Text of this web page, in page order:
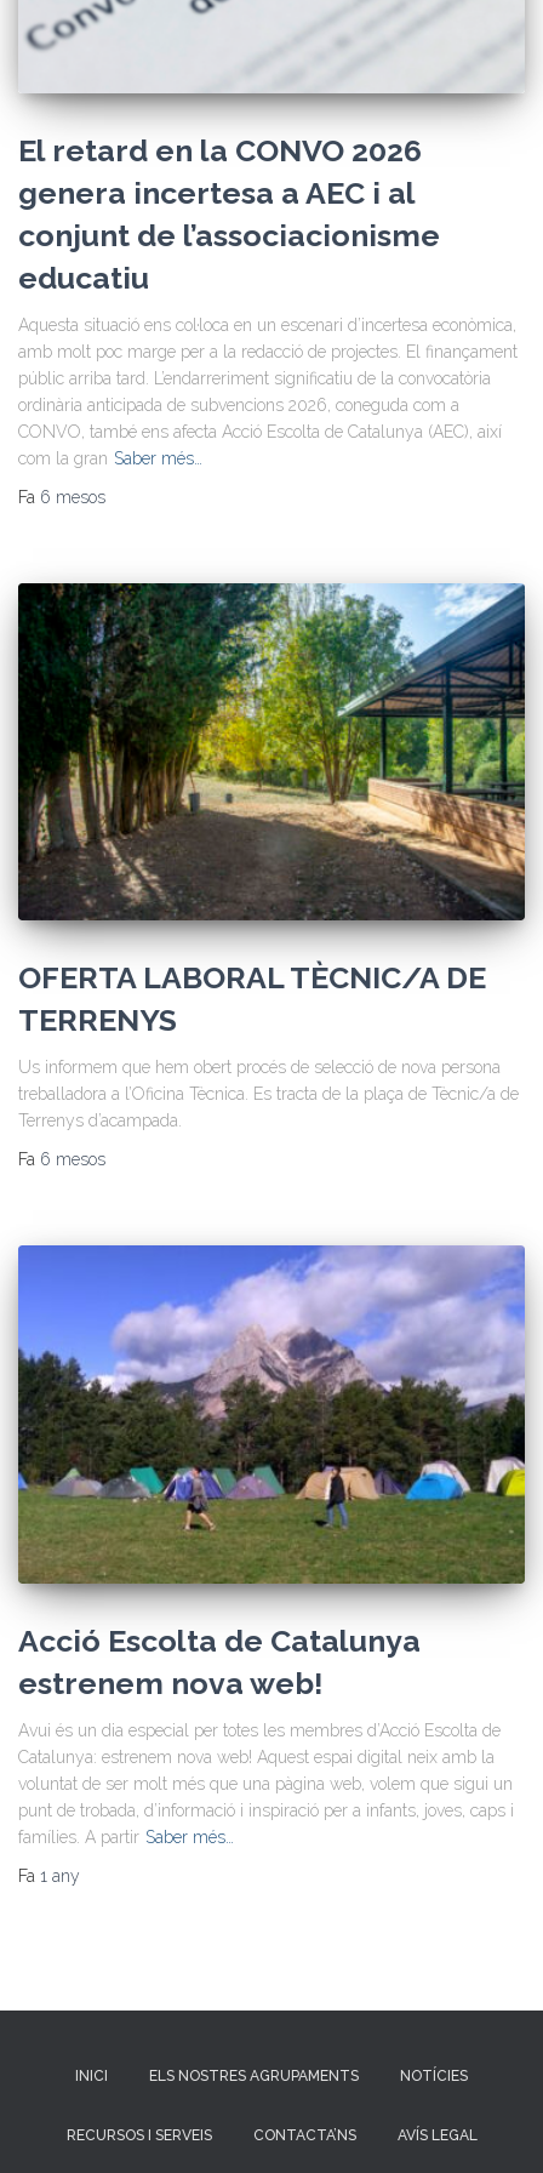
El retard en la CONVO 2026
genera incertesa a AEC i al
conjunt de l’associacionisme
educatiu
Aquesta situació ens col·loca en un escenari d’incertesa econòmica,
amb molt poc marge per a la redacció de projectes. El finançament
públic arriba tard. L’endarreriment significatiu de la convocatòria
ordinària anticipada de subvencions 2026, coneguda com a
CONVO, també ens afecta Acció Escolta de Catalunya (AEC), així
com la gran Saber més…
Fa 6 mesos
OFERTA LABORAL TÈCNIC/A DE
TERRENYS
Us informem que hem obert procés de selecció de nova persona
treballadora a l’Oficina Tècnica. Es tracta de la plaça de Tècnic/a de
Terrenys d’acampada.
Fa 6 mesos
Acció Escolta de Catalunya
estrenem nova web!
Avui és un dia especial per totes les membres d’Acció Escolta de
Catalunya: estrenem nova web! Aquest espai digital neix amb la
voluntat de ser molt més que una pàgina web, volem que sigui un
punt de trobada, d’informació i inspiració per a infants, joves, caps i
famílies. A partir Saber més…
Fa 1 any
INICI ELS NOSTRES AGRUPAMENTS NOTÍCIES
RECURSOS I SERVEIS CONTACTA’NS AVÍS LEGAL